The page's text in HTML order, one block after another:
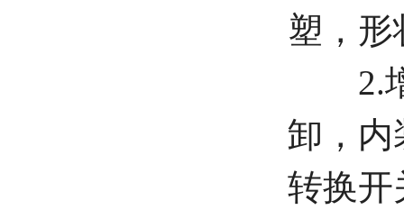
塑，形
2.增
卸，内
转换开